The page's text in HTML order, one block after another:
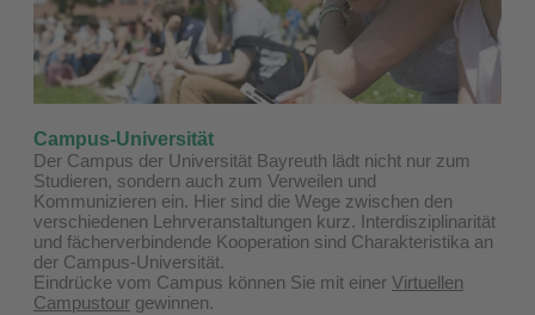
Campus-Universität
Der Campus der Universität Bayreuth lädt nicht nur zum
Studieren, sondern auch zum Verweilen und
Kommunizieren ein. Hier sind die Wege zwischen den
verschiedenen Lehrveranstaltungen kurz. Interdisziplinarität
und fächerverbindende Kooperation sind Charakteristika an
der Campus-Universität.
Eindrücke vom Campus können Sie mit einer Virtuellen
Campustour gewinnen.